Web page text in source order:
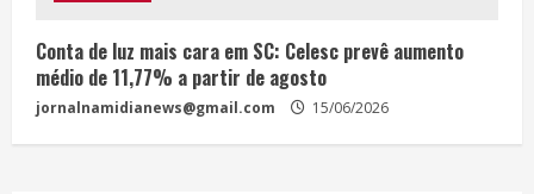
Conta de luz mais cara em SC: Celesc prevê aumento
médio de 11,77% a partir de agosto
jornalnamidianews@gmail.com 15/06/2026